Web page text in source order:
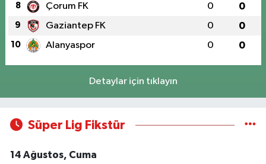
8 Çorum FK 0 0
9 Gaziantep FK 0 0
10 Alanyaspor 0 0
Detaylar için tıklayın
Süper Lig Fikstür
14 Ağustos, Cuma